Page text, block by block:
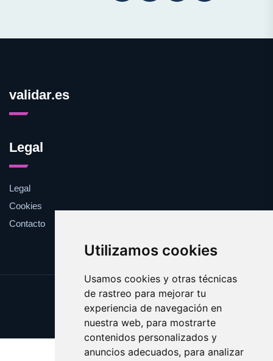
Utilizamos cookies
Usamos cookies y otras técnicas
de rastreo para mejorar tu
experiencia de navegación en
nuestra web, para mostrarte
contenidos personalizados y
anuncios adecuados, para analizar
validar.es
Legal
Legal
Cookies
Contacto
Update cookies preferences
Copyright © 2025 validar.es